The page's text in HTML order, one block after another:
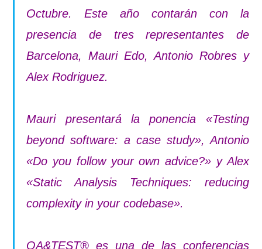
Octubre. Este año contarán con la
presencia de tres representantes de
Barcelona, Mauri Edo, Antonio Robres y
Alex Rodriguez.
Mauri presentará la ponencia «Testing
beyond software: a case study», Antonio
«Do you follow your own advice?» y Alex
«Static Analysis Techniques: reducing
complexity in your codebase».
QA&TEST® es una de las conferencias